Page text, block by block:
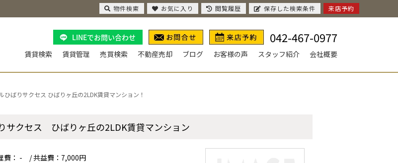
LINEでお問い合わせ 042-467-0977
賃貸検索 賃貸管理 売買検索 不動産売却 ブログ お客様の声 スタッフ紹介 会社概要
ひばりサクセス ひばりヶ丘の2LDK賃貸マンション！
サクセス ひばりヶ丘の2LDK賃貸マンション
費： - / 共益費：7,000円
物件検索 お気に入り 閲覧履歴 保存した検索条件 来店予約